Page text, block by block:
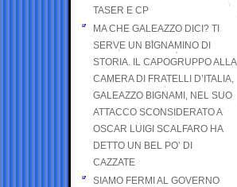
TASER E CP
MA CHE GALEAZZO DICI? TI
SERVE UN BIGNAMINO DI
STORIA. IL CAPOGRUPPO ALLA
CAMERA DI FRATELLI D’ITALIA,
GALEAZZO BIGNAMI, NEL SUO
ATTACCO SCONSIDERATO A
OSCAR LUIGI SCALFARO HA
DETTO UN BEL PO’ DI
CAZZATE
SIAMO FERMI AL GOVERNO